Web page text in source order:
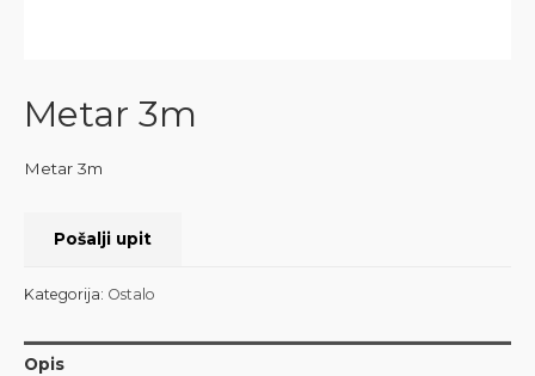
Metar 3m
Metar 3m
Pošalji upit
Kategorija: Ostalo
Opis